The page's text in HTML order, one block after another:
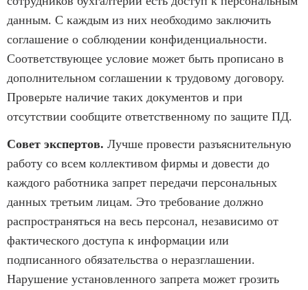
данным. С каждым из них необходимо заключить
соглашение о соблюдении конфиденциальности.
Соответствующее условие может быть прописано в
дополнительном соглашении к трудовому договору.
Проверьте наличие таких документов и при
отсутствии сообщите ответственному по защите ПД.
Совет экспертов. Лучше провести разъяснительную
работу со всем коллективом фирмы и довести до
каждого работника запрет передачи персональных
данных третьим лицам. Это требование должно
распространяться на весь персонал, независимо от
фактического доступа к информации или
подписанного обязательства о неразглашении.
Нарушение установленного запрета может грозить